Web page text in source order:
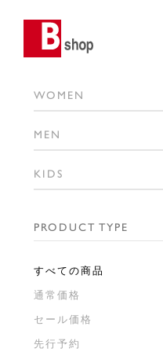
WOMEN
MEN
KIDS
PRODUCT TYPE
すべての商品
通常価格
セール価格
先行予約